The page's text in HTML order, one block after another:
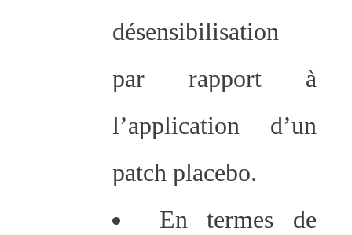
désensibilisation
par rapport à
l’application d’un
patch placebo.
En termes de